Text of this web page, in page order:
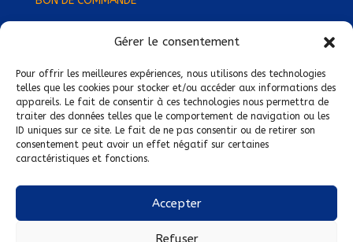
Gérer le consentement
Pour offrir les meilleures expériences, nous utilisons des technologies
telles que les cookies pour stocker et/ou accéder aux informations des
appareils. Le fait de consentir à ces technologies nous permettra de
traiter des données telles que le comportement de navigation ou les
ID uniques sur ce site. Le fait de ne pas consentir ou de retirer son
consentement peut avoir un effet négatif sur certaines
caractéristiques et fonctions.
Accepter
Refuser
Devenez Délégué·e Régional·e !
Trouvez-nous près de chez vous !
Mentions légales
Conditions générales de vente
Politique de confidentialité